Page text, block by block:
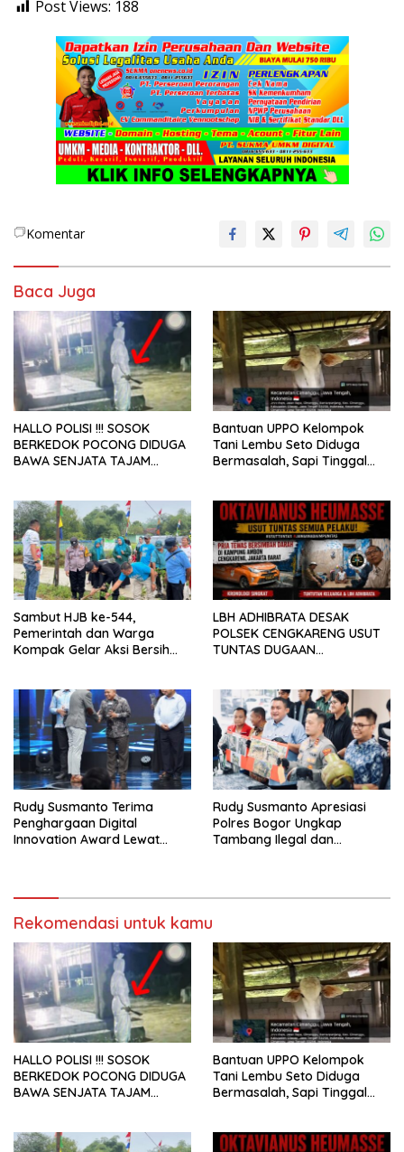
Post Views: 188
Komentar
Baca Juga
HALLO POLISI !!! SOSOK
BERKEDOK POCONG DIDUGA
BAWA SENJATA TAJAM
LEBONG
Bantuan UPPO Kelompok
Tani Lembu Seto Diduga
Bermasalah, Sapi Tinggal
Sambut HJB ke-544,
Pemerintah dan Warga
Kompak Gelar Aksi Bersih
LBH ADHIBRATA DESAK
POLSEK CENGKARENG USUT
TUNTAS DUGAAN
Rudy Susmanto Terima
Penghargaan Digital
Innovation Award Lewat
Rudy Susmanto Apresiasi
Polres Bogor Ungkap
Tambang Ilegal dan
Rekomendasi untuk kamu
HALLO POLISI !!! SOSOK
BERKEDOK POCONG DIDUGA
BAWA SENJATA TAJAM
LEBONG
Bantuan UPPO Kelompok
Tani Lembu Seto Diduga
Bermasalah, Sapi Tinggal